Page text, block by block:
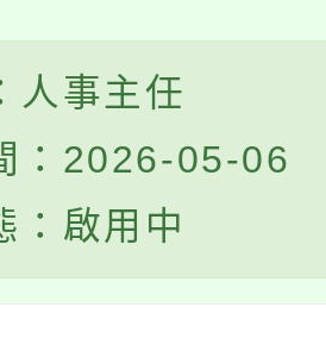
人事主任
：2026-05-06
：啟用中